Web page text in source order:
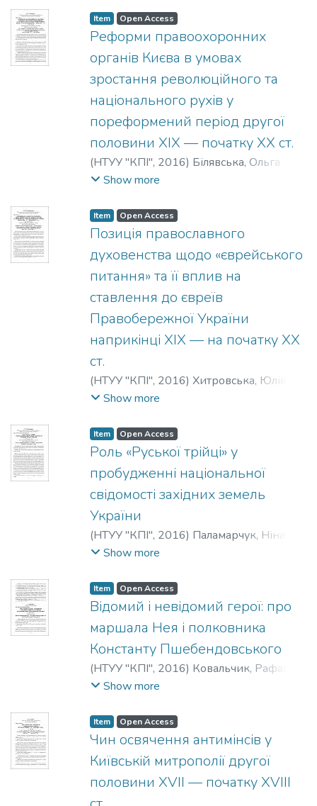
Item Open Access
Реформи правоохоронних
органів Києва в умовах
зростання революційного та
національного рухів у
пореформений період другої
половини XIX — початку XX ст.
(НТУУ "КПІ", 2016) Білявська, Ольга
Степанівна;Biliavska, O.
Show more
Item Open Access
Позиція православного
духовенства щодо «єврейського
питання» та її вплив на
ставлення до євреїв
Правобережної України
наприкінці XIX — на початку XX
ст.
(НТУУ "КПІ", 2016) Хитровська, Юлія
Валентинівна
Show more
Item Open Access
Роль «Руської трійці» у
пробудженні національної
свідомості західних земель
України
(НТУУ "КПІ", 2016) Паламарчук, Ніна
Іваніна;Palamarchuk, N.
Show more
Item Open Access
Відомий і невідомий герої: про
маршала Нея і полковника
Константу Пшебендовського
(НТУУ "КПІ", 2016) Ковальчик, Рафал
Kovalchyk, R.;
Show more
Item Open Access
Чин освячення антимінсів у
Київській митрополії другої
половини XVII — початку XVIII